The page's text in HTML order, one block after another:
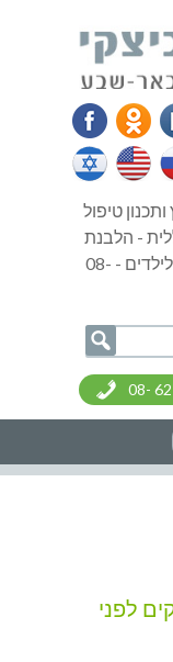
טיפול
- הלבנת
שיניים ואסתטיקה - רפואת שיניים לילדים - 08-
08-
לפני